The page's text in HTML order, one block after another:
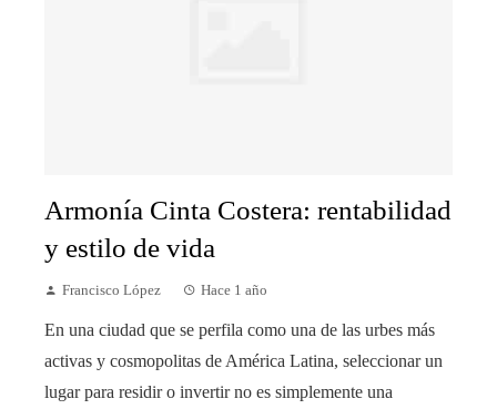
Armonía Cinta Costera: rentabilidad
y estilo de vida
Francisco López Hace 1 año
En una ciudad que se perfila como una de las urbes más
activas y cosmopolitas de América Latina, seleccionar un
lugar para residir o invertir no es simplemente una